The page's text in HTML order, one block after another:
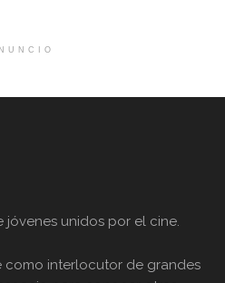
unidos por el cine.
como interlocutor de grandes